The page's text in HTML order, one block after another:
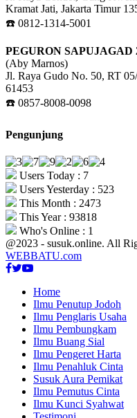
Kramat Jati, Jakarta Timur
☎️ 0812-1314-5001
PEGURON SAPUJAGAD
(Aby Marnos)
Jl. Raya Gudo No. 50, RT
61453
☎️ 0857-8008-0098
Pengunjung
Users Today : 7
Users Yesterday : 523
This Month : 2473
This Year : 93818
Who's Online : 1
@2023 - susuk.online. All
WEBBATU.com
Facebook
Twitter
Youtube
Home
Ilmu Penutup Jodoh
Ilmu Penglaris Usaha
Ilmu Pembungkam
Ilmu Buang Sial
Ilmu Pengeret Harta
Ilmu Penahluk Cinta
Susuk Aura Pemikat
Ilmu Pemutus Cinta
Ilmu Kunci Syahwat